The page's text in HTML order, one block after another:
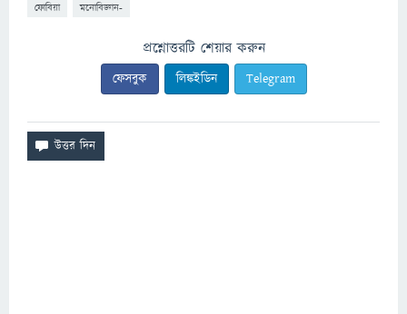
ফোবিয়া মনোবিজ্ঞান-
প্রশ্নোত্তরটি শেয়ার করুন
ফেসবুক লিঙ্কইডিন Telegram